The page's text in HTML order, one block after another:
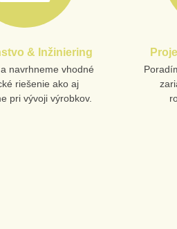
& Inžiniering
navrhneme vhodné
riešenie ako aj
pri vývoji výrobkov.